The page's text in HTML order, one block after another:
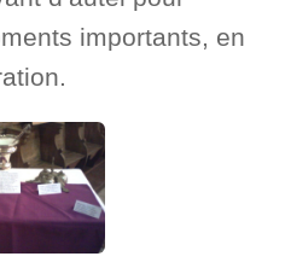
importants, en